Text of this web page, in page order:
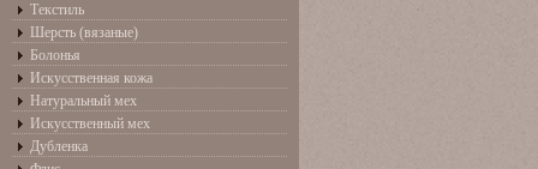
Текстиль
Шерсть (вязаные)
Болонья
Искусственная кожа
Натуральный мех
Искусственный мех
Дубленка